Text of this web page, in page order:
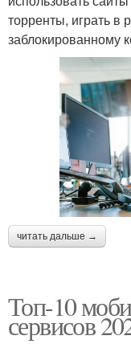
торренты, играть в
заблокированному
читать дальше →
Топ-10
сервисов